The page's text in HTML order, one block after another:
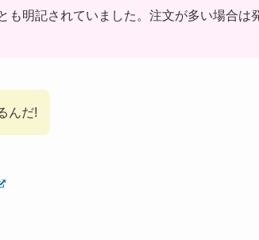
も明記されていました。注文が多い場合は
んだ!